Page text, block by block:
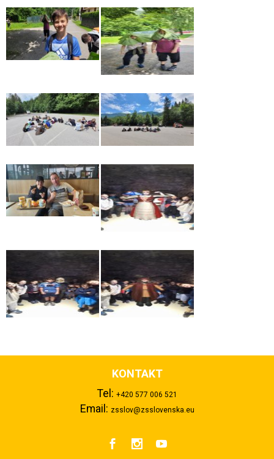
KONTAKT
Tel: +420 577 006 521
Email: zsslov@zsslovenska.eu
  